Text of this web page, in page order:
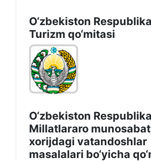
O‘zbekiston
Turizm qo‘mitasi
O‘zbekiston
Millatlararo
xorijdagi vatandoshlar
masalalari bo‘yicha